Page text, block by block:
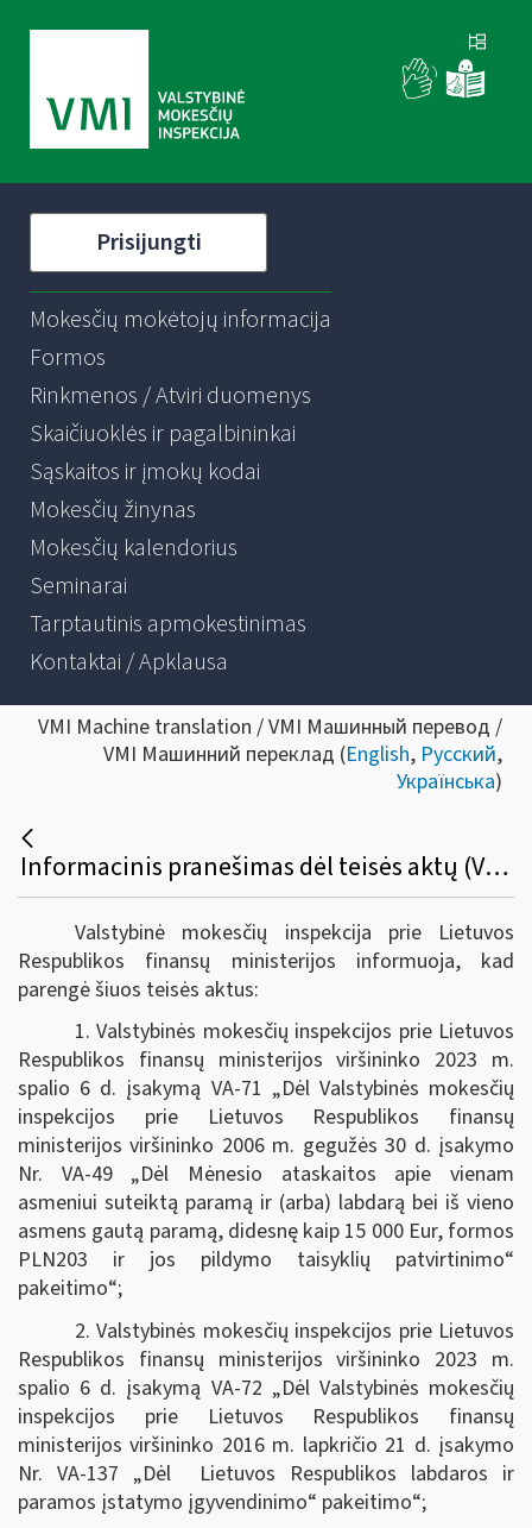
Prisijungti
Mokesčių mokėtojų informacija
Formos
Rinkmenos / Atviri duomenys
Skaičiuoklės ir pagalbininkai
Sąskaitos ir įmokų kodai
Mokesčių žinynas
Mokesčių kalendorius
Seminarai
Tarptautinis apmokestinimas
Kontaktai / Apklausa
VMI Machine translation / VMI Машинный перевод /
VMI Машинний переклад (English, Русский,
Українська)
Informacinis pranešimas dėl teisės aktų (VMI prie FM viršininko 2023 m. spalio 6 d. įsakymų VA-71, VA-72 ir VA-73)
Valstybinė mokesčių inspekcija prie Lietuvos
Respublikos finansų ministerijos informuoja, kad
parengė šiuos teisės aktus:
1. Valstybinės mokesčių inspekcijos prie Lietuvos
Respublikos finansų ministerijos viršininko 2023 m.
spalio 6 d. įsakymą VA-71 „Dėl Valstybinės mokesčių
inspekcijos prie Lietuvos Respublikos finansų
ministerijos viršininko 2006 m. gegužės 30 d. įsakymo
Nr. VA-49 „Dėl Mėnesio ataskaitos apie vienam
asmeniui suteiktą paramą ir (arba) labdarą bei iš vieno
asmens gautą paramą, didesnę kaip 15 000 Eur, formos
PLN203 ir jos pildymo taisyklių patvirtinimo“
pakeitimo“;
2. Valstybinės mokesčių inspekcijos prie Lietuvos
Respublikos finansų ministerijos viršininko 2023 m.
spalio 6 d. įsakymą VA-72 „Dėl Valstybinės mokesčių
inspekcijos prie Lietuvos Respublikos finansų
ministerijos viršininko 2016 m. lapkričio 21 d. įsakymo
Nr. VA-137 „Dėl Lietuvos Respublikos labdaros ir
paramos įstatymo įgyvendinimo“ pakeitimo“;